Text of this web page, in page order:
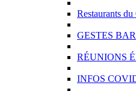
Restaurants du
GESTES
RÉUNIONS
INFOS